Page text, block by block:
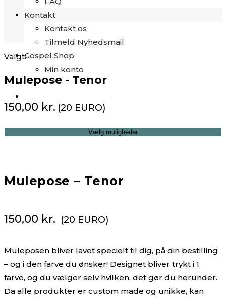
Kontakt
Kontakt os
Tilmeld Nyhedsmail
Gospel Shop
Min konto
Valgt:
Mulepose - Tenor
150,00 kr. (20 EURO)
Vælg muligheder
Mulepose – Tenor
150,00 kr. (20 EURO)
Muleposen bliver lavet specielt til dig, på din bestilling
– og i den farve du ønsker! Designet bliver trykt i 1
farve, og du vælger selv hvilken, det gør du herunder.
Da alle produkter er custom made og unikke, kan